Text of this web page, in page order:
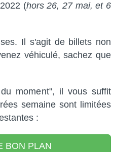
(hors 26, 27 mai, et 6
Il s'agit de billets non
véhiculé, sachez que
moment", il vous suffit
semaine sont limitées
:
BON PLAN